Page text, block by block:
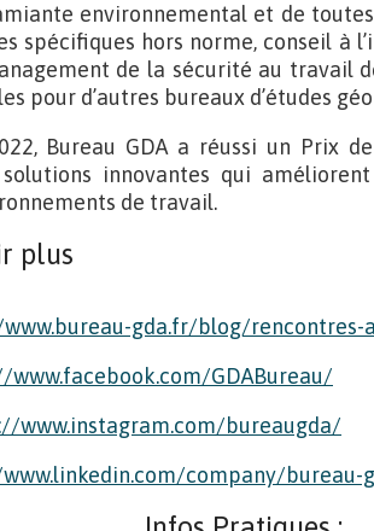
environnemental et de
spécifiques hors norme, conseil à
de la sécurité au travail
pour d’autres bureaux d’études
Bureau GDA a réussi un Prix
solutions innovantes qui
de travail.
plus
gda.fr/blog/
www.facebook.com/GDABureau/
www.instagram.com/bureaugda/
company/bureau-